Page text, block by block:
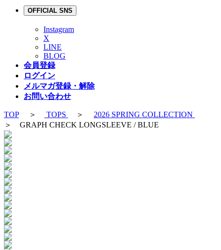
OFFICIAL SNS
Instagram
X
LINE
BLOG
会員登録
ログイン
メルマガ登録・解除
お問い合わせ
TOP＞ TOPS ＞ 2026 SPRING COLLECTION
＞ GRAPH CHECK LONGSLEEVE / BLUE